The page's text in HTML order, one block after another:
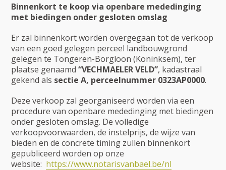
Binnenkort te koop via openbare mededinging
met biedingen onder gesloten omslag
Er zal binnenkort worden overgegaan tot de verkoop
van een goed gelegen perceel landbouwgrond
gelegen te Tongeren-Borgloon (Koninksem), ter
plaatse genaamd“VECHMAELER VELD”, kadastraal
gekend als sectie A, perceelnummer 0323AP0000.
Deze verkoop zal georganiseerd worden via een
procedure van openbare mededinging met biedingen
onder gesloten omslag. De volledige
verkoopvoorwaarden, de instelprijs, de wijze van
bieden en de concrete timing zullen binnenkort
gepubliceerd worden op onze
website: https://www.notarisvanbael.be/nl